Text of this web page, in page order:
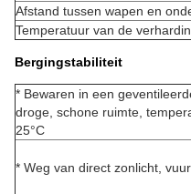
Afstand tussen wapen en
Temperatuur van de
Bergingstabiliteit
* Bewaren in een
droge, schone ruimte,
25°C
* Weg van direct zonlicht,